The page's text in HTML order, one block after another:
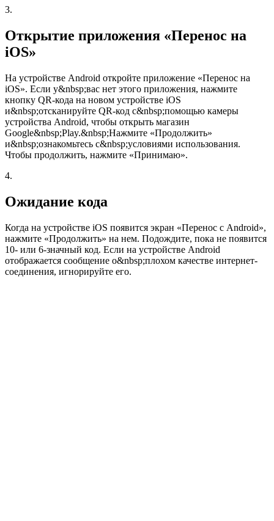
3.
Открытие приложения «Перенос на
iOS»
На устройстве Android откройте приложение «Перенос на
iOS». Если у&nbsp;вас нет этого приложения, нажмите
кнопку QR-кода на новом устройстве iOS
и&nbsp;отсканируйте QR-код с&nbsp;помощью камеры
устройства Android, чтобы открыть магазин
Google&nbsp;Play.&nbsp;Нажмите «Продолжить»
и&nbsp;ознакомьтесь с&nbsp;условиями использования.
Чтобы продолжить, нажмите «Принимаю».
4.
Ожидание кода
Когда на устройстве iOS появится экран «Перенос с Android»,
нажмите «Продолжить» на нем. Подождите, пока не появится
10- или 6-значный код. Если на устройстве Android
отображается сообщение о&nbsp;плохом качестве интернет-
соединения, игнорируйте его.